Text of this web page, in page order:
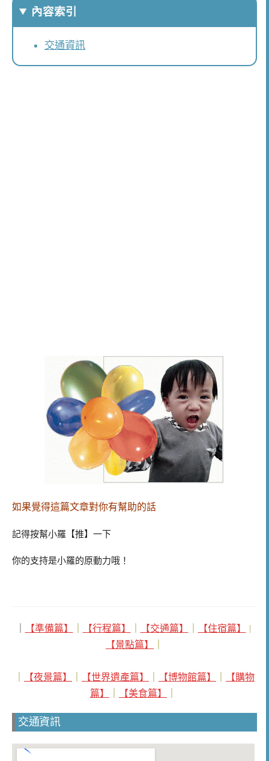
內容索引
交通資訊
如果覺得這篇文章對你有幫助的話
記得按幫小羅【推】一下
你的支持是小羅的原動力哦！
【準備篇】 【行程篇】 【交通篇】 【住宿篇】
【景點篇】
【夜景篇】 【世界遺產篇】 【博物館篇】
【購物
篇】
【美食篇】
交通資訊